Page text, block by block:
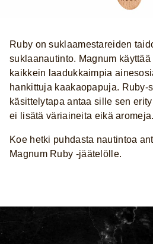
Ruby on suklaamestareiden
suklaanautinto. Magnum
kaikkein laadukkaimpia
hankittuja kaakaopapuja. Ruby-
käsittelytapa antaa sille sen
ei lisätä väriaineita eikä aromeja.
Koe hetki puhdasta nautintoa
Magnum Ruby -jäätelölle.